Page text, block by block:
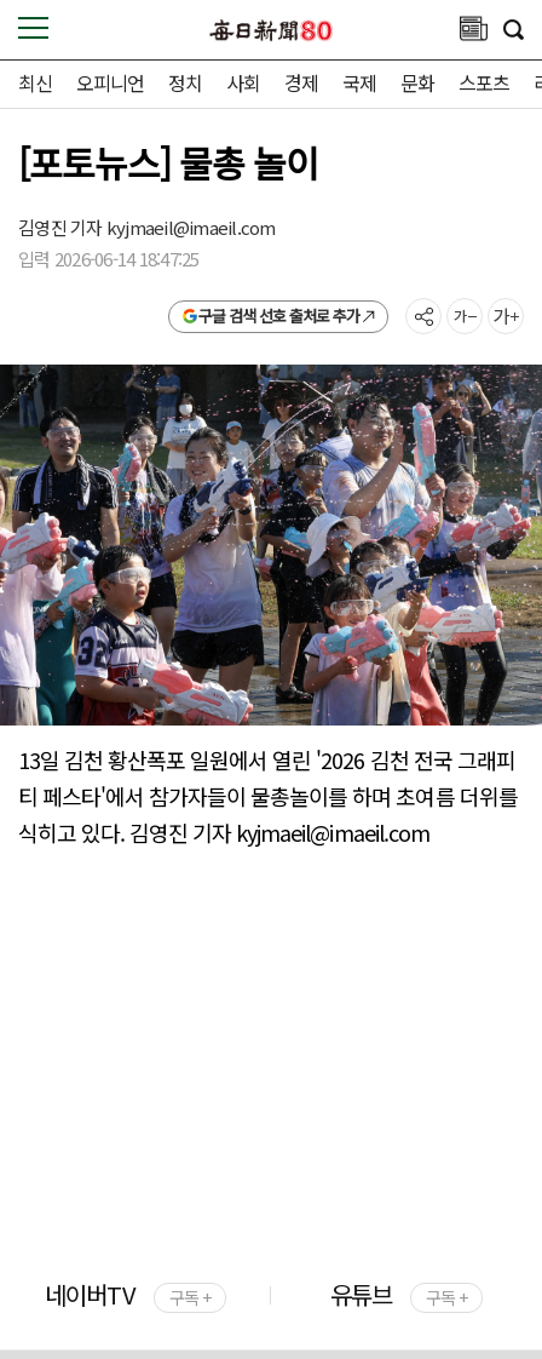
최신 오피니언 정치 사회 경제 국제 문화 스포츠
[포토뉴스] 물총 놀이
김영진 기자kyjmaeil@imaeil.com
입력 2026-06-14 18:47:25
구글 검색 선호 출처로 추가
13일 김천 황산폭포 일원에서 열린 '2026 김천 전국 그래피
티 페스타'에서 참가자들이 물총놀이를 하며 초여름 더위를
식히고 있다. 김영진 기자 kyjmaeil@imaeil.com
네이버TV 구독 + 유튜브 구독 +